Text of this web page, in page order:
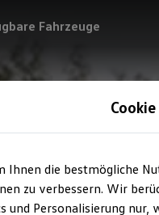
Fahrzeuge
Ihnen die bestmögliche
zu verbessern. Wir
Personalisierung nur,